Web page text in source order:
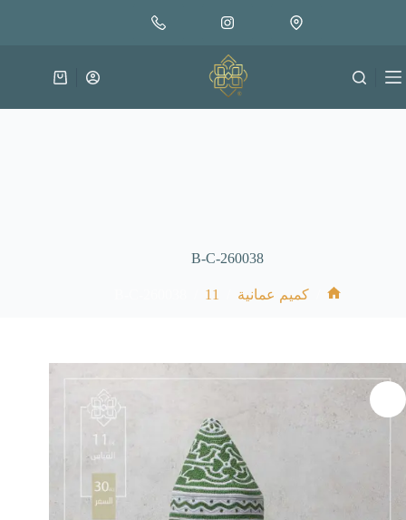
متوفر في المخزون
إضافة إلى السلة
عربة
B-C-260038
كميم عمانية 11